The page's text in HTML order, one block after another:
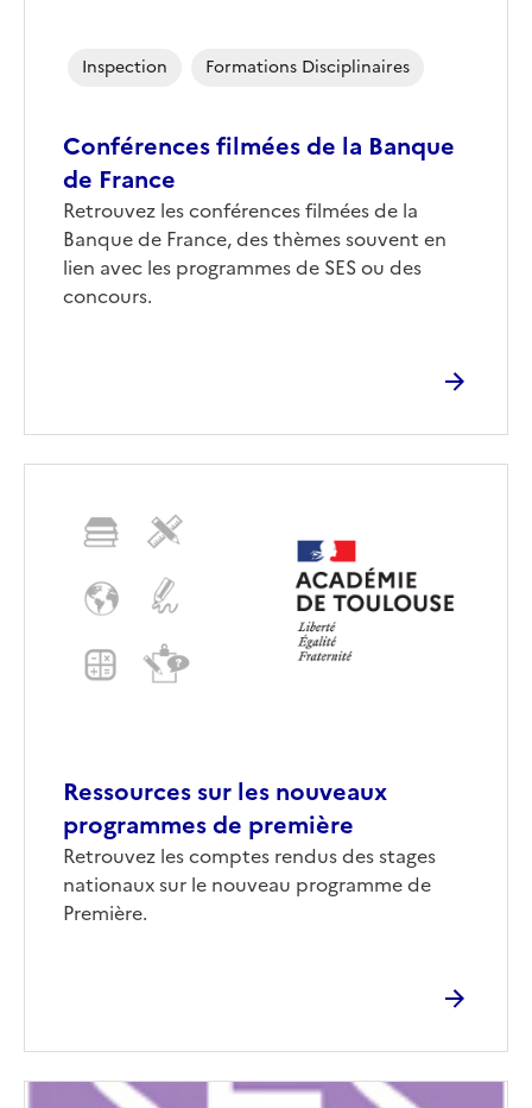
Conférences filmées de la Banque
de France
Corps
Retrouvez les conférences filmées de la
Banque de France, des thèmes souvent en
lien avec les programmes de SES ou des
concours.
Inspection Formations Disciplinaires
Ressources sur les nouveaux
programmes de première
Corps
Retrouvez les comptes rendus des stages
nationaux sur le nouveau programme de
Première.